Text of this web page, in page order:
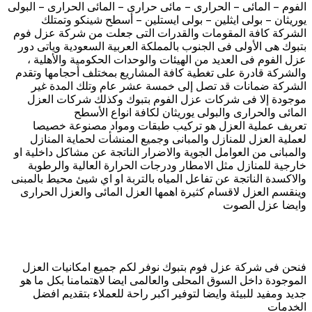
الفوم – المائى – الحرارى – مائى حرارى – المائى الحرارى – البولى
يوريثان – بولى ايثلين – بولى ايستلين – أسطح شينكو وتمتلك
الشركة كافة المقومات والقدرات التى جعلت من شركة عزل فوم
بتبوك هى الأولى فى الجنوب بالمملكة العربية السعودية وياتى دور
عزل الفوم فى العديد من الهيئات والوحدات الحكومية والأهلية ،
والشركة قادرة على تغطية كافة المشاريع بمختلف أحجامها وتقدم
الشركة ضمانات قد تصل إلى خمسة عشر عام وتلك المدة غير
موجودة إلا فى شركات عزل الفوم بتبوك وكذلك شركات العزل
المائى والحرارى والبولى يوريثان لكافة انواع الأسطح
تعريف عملية العزل هو تركيب طبقات ومواد مصنوعة خصيصا
لعملية العزل للمنازل والمبانى وجميع المنشأت لحماية المنازل
والمبانى من العوامل الجوية والاضرار الناتجة عن مشاكل داخلية او
خارجية للمنازل مثل الامطار ودرجات الحرارة العالية والرطوبة
والاكسدة الناتجة عن تفاعل المياه بالتربة او اي شيئ محيط بالمبنى
وينقسم العزل لاقسام كثيرة اهمها العزل المائى والعزل الحرارى
وايضا عزل الصوت
فنحن فى شركة عزل فوم بتبوك نوفر لكم جميع امكانيات العزل
الموجودة داخل السوق المحلى والعالمى ايضا لاهتمامنا بكل ما هو
جديد ومفيد للبيئة وايضا لتوفير اكبر راحة للعملاء بتقديم افضل
الخدمات